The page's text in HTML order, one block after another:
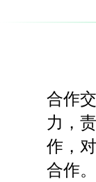
合作
力，
作，
合作。